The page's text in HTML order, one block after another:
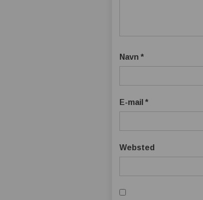
Navn*
E-mail*
Websted